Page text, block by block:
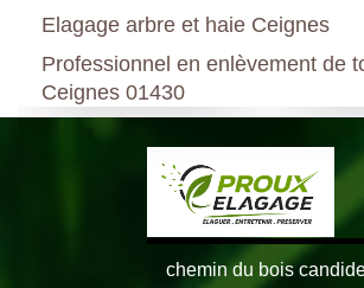
Elagage arbre et haie Ceignes
Professionnel en enlèvement de
Ceignes 01430
chemin du bois